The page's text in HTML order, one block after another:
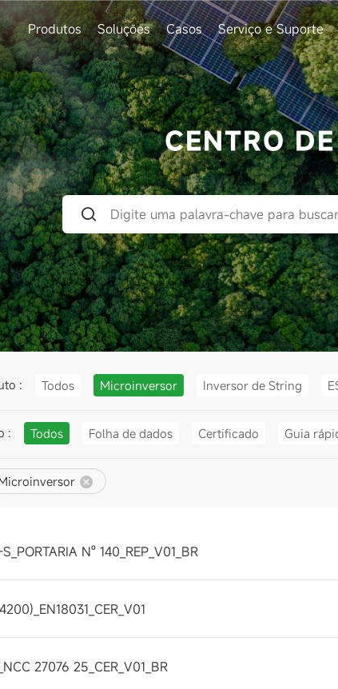
Produtos Soluções Casos Serviço e Suporte
CENTRO
: Todos Microinversor Inversor de String
: Todos Folha de dados Certificado Guia
Nº 140_REP_V01_BR
27076 25_CER_V01_BR